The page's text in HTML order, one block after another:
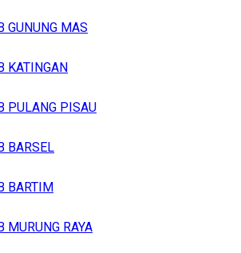
GUNUNG MAS
KATINGAN
PULANG PISAU
BARSEL
BARTIM
MURUNG RAYA